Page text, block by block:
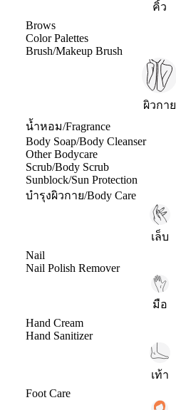
คิ้ว
Brows
Color Palettes
Brush/Makeup Brush
ผิวกาย
น้ำหอม/Fragrance
Body Soap/Body Cleanser
Other Bodycare
Scrub/Body Scrub
Sunblock/Sun Protection
บำรุงผิวกาย/Body Care
เล็บ
Nail
Nail Polish Remover
มือ
Hand Cream
Hand Sanitizer
เท้า
Foot Care